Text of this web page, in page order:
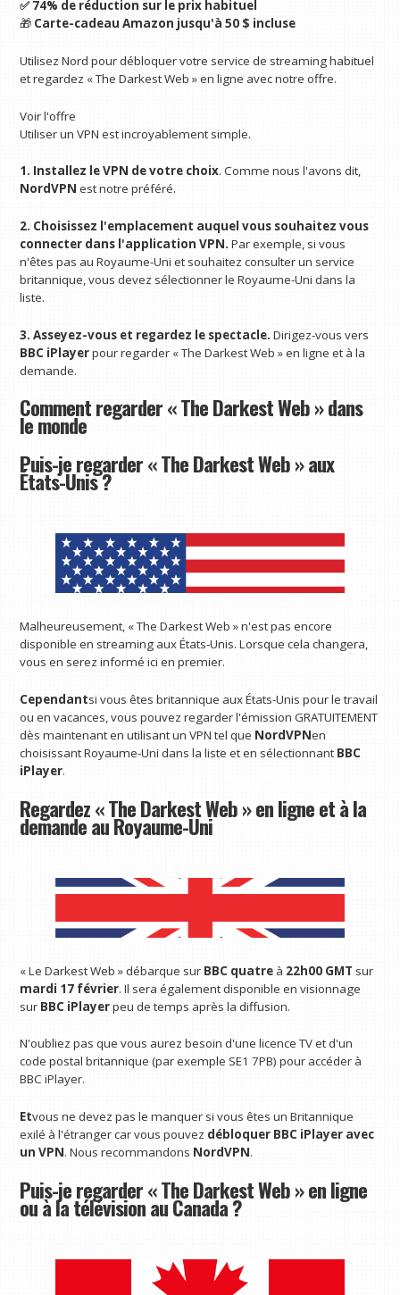
✅ 74% de réduction sur le prix habituel
🎁 Carte-cadeau Amazon jusqu'à 50 $ incluse
Utilisez Nord pour débloquer votre service de streaming habituel
et regardez « The Darkest Web » en ligne avec notre offre.
Voir l'offre
Utiliser un VPN est incroyablement simple.
1. Installez le VPN de votre choix. Comme nous l'avons dit,
NordVPN est notre préféré.
2. Choisissez l'emplacement auquel vous souhaitez vous
connecter dans l'application VPN.Par exemple, si vous
n'êtes pas au Royaume-Uni et souhaitez consulter un service
britannique, vous devez sélectionner le Royaume-Uni dans la
liste.
3. Asseyez-vous et regardez le spectacle.Dirigez-vous vers
BBC iPlayerpour regarder « The Darkest Web » en ligne et à la
demande.
Comment regarder « The Darkest Web » dans
le monde
Puis-je regarder « The Darkest Web » aux
États-Unis ?
Malheureusement, « The Darkest Web » n'est pas encore
disponible en streaming aux États-Unis. Lorsque cela changera,
vous en serez informé ici en premier.
Cependantsi vous êtes britannique aux États-Unis pour le travail
ou en vacances, vous pouvez regarder l'émission GRATUITEMENT
dès maintenant en utilisant un VPN tel que NordVPNen
choisissant Royaume-Uni dans la liste et en sélectionnant BBC
iPlayer.
Regardez « The Darkest Web » en ligne et à la
demande au Royaume-Uni
« Le Darkest Web » débarque sur BBC quatre à 22h00 GMT sur
mardi 17 février. Il sera également disponible en visionnage
sur BBC iPlayerpeu de temps après la diffusion.
N'oubliez pas que vous aurez besoin d'une licence TV et d'un
code postal britannique (par exemple SE1 7PB) pour accéder à
BBC iPlayer.
Etvous ne devez pas le manquer si vous êtes un Britannique
exilé à l'étranger car vous pouvez débloquer BBC iPlayer avec
un VPN. Nous recommandons NordVPN.
Puis-je regarder « The Darkest Web » en ligne
ou à la télévision au Canada ?